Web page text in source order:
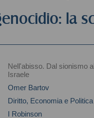
la
Nell'abisso. Dal sionismo
Israele
Omer Bartov
Diritto, Economia e Politica
I Robinson